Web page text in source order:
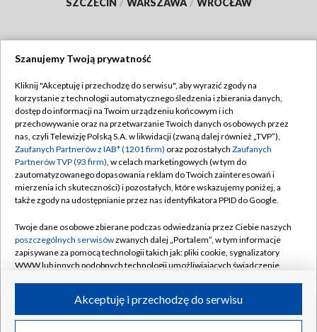
SZCZECIN / WARSZAWA / WROCŁAW
TVP
Abonament TVP
Emisja w TVP
Centrum informacji TVP
Naziemna Telewizja Cyfrowa
Rada Programowa
System NOS
Informacje o nadawcy
Program dla prasy
Regulamin TVP
Polityka prywatności
Moje zgody
Pomoc
Kontakt
Kanały
©2026 Telewizja Polska S.A. w likwidacji
Szanujemy Twoją prywatność
Kliknij "Akceptuję i przechodzę do serwisu", aby wyrazić zgody na
korzystanie z technologii automatycznego śledzenia i zbierania danych,
dostęp do informacji na Twoim urządzeniu końcowym i ich
przechowywanie oraz na przetwarzanie Twoich danych osobowych przez
nas, czyli Telewizję Polską S.A. w likwidacji (zwaną dalej również „TVP”),
Zaufanych Partnerów z IAB* (1201 firm) oraz pozostałych Zaufanych
Partnerów TVP (93 firm), w celach marketingowych (w tym do
zautomatyzowanego dopasowania reklam do Twoich zainteresowań i
mierzenia ich skuteczności) i pozostałych, które wskazujemy poniżej, a
także zgody na udostępnianie przez nas identyfikatora PPID do Google.
Twoje dane osobowe zbierane podczas odwiedzania przez Ciebie naszych
poszczególnych serwisówzwanych dalej „Portalem”, w tym informacje
zapisywane za pomocą technologii takich jak: pliki cookie, sygnalizatory
WWW lub innych podobnych technologii umożliwiających świadczenie
ruchu w Internecie.Akceptuję i przechodzę do serwisu